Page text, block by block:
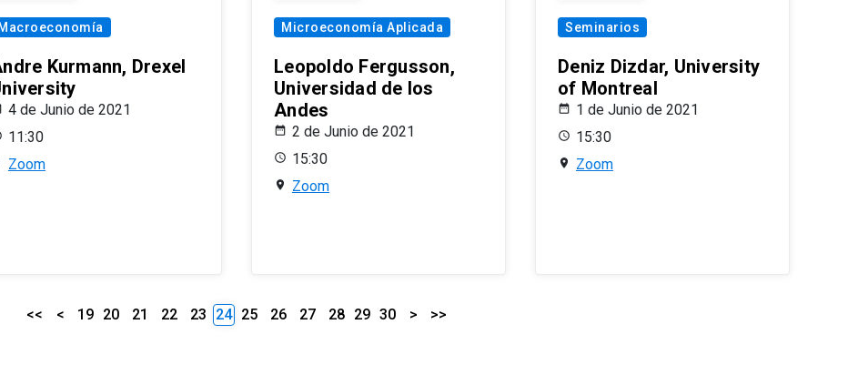
Macroeconomía
Kurmann, Drexel
4 de Junio de 2021
11:30
Zoom
Microeconomía Aplicada
Leopoldo Fergusson,
Universidad de los
Andes
2 de Junio de 2021
15:30
Zoom
Seminarios
Deniz Dizdar, University
of Montreal
1 de Junio de 2021
15:30
Zoom
<< < 19 20 21 22 23 24 25 26 27 28 29 30 > >>